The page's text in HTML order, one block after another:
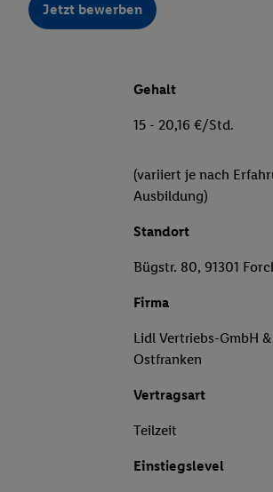
Jetzt bewerben
Gehalt
15 - 20,16 €/Std.
(variiert je nach
Ausbildung)
Standort
Bügstr. 80, 91301
Firma
Lidl Vertriebs-GmbH &
Ostfranken
Vertragsart
Teilzeit
Einstiegslevel